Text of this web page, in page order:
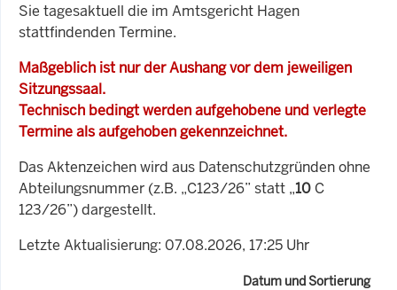
Sie tagesaktuell die im Amtsgericht Hagen
stattfindenden Termine.
Maßgeblich ist nur der Aushang vor dem jeweiligen
Sitzungssaal.
Technisch bedingt werden aufgehobene und verlegte
Termine als aufgehoben gekennzeichnet.
Das Aktenzeichen wird aus Datenschutzgründen ohne
Abteilungsnummer (z.B. „C123/26” statt „10 C
123/26”) dargestellt.
Letzte Aktualisierung: 07.08.2026, 17:25 Uhr
Datum und Sortierung